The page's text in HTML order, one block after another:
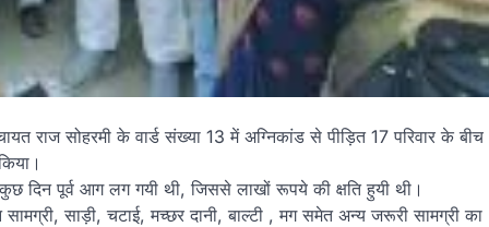
राज सोहरमी के वार्ड संख्या 13 में अग्निकांड से पीड़ित 17 परिवार के बीच
दिन पूर्व आग लग गयी थी, जिससे लाखों रूपये की क्षति हुयी थी।
साड़ी, चटाई, मच्छर दानी, बाल्टी , मग समेत अन्य जरूरी सामग्री का